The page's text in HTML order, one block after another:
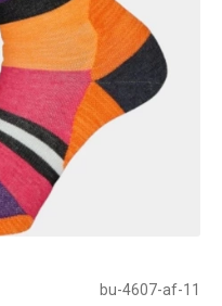
bu-4607-af-11